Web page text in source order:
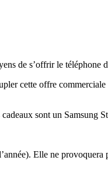
de s’offrir le téléphone
cette offre
sont un Samsung
Elle ne